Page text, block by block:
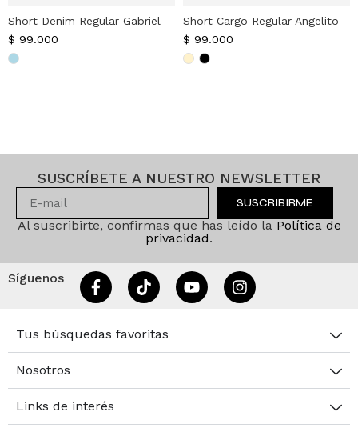
Short Denim Regular Gabriel
$ 99.000
Short Cargo Regular Angelito
$ 99.000
SUSCRÍBETE A NUESTRO NEWSLETTER
SUSCRIBIRME
Al suscribirte, confirmas que has leído la Política de
privacidad.
Síguenos
Tus búsquedas favoritas
Nosotros
Links de interés